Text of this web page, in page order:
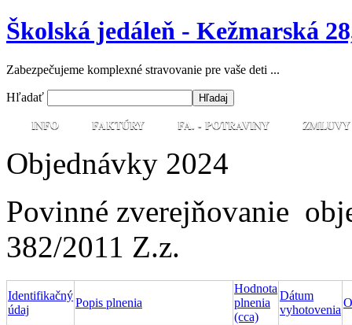
Školská jedáleň - Kežmarská
Zabezpečujeme komplexné stravovanie pre vaše deti ...
Hľadať
INFO FAKTÚRY FA. - POTRAVINY ZMLUVY
Objednávky 2024
Povinné zverejňovanie
382/2011 Z.z.
Identifikačný
údaj
Popis plnenia
Hodnota
plnenia
(cca)
Dátum
vyhotovenia